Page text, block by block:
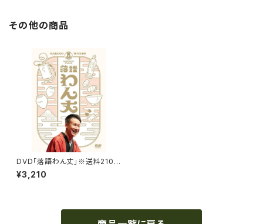
その他の商品
DVD「落語わん丈」※送料210
円込
¥3,210